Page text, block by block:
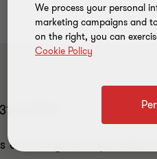
12/2022:
el cronograma que
We process your personal
marketing campaigns and
on the right, you can
Cookie Policy